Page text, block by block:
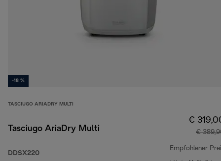
-18 %
TASCIUGO ARIADRY MULTI
Tasciugo AriaDry Multi
DDSX220
€
€
Empfohlener